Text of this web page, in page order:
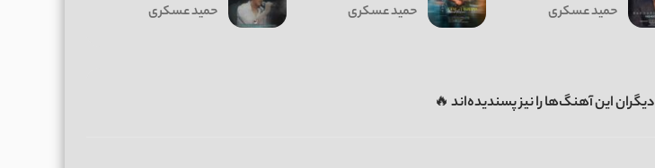
حمید عسکری حمید عسکری حمید عسکری
دیگران این آهنگ‌ها را نیز پسندیده‌اند 🔥